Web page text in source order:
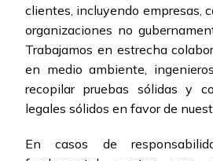
clientes, incluyendo empresas,
organizaciones no
Trabajamos en estrecha
en medio ambiente,
recopilar pruebas sólidas y
legales sólidos en favor de
En casos de